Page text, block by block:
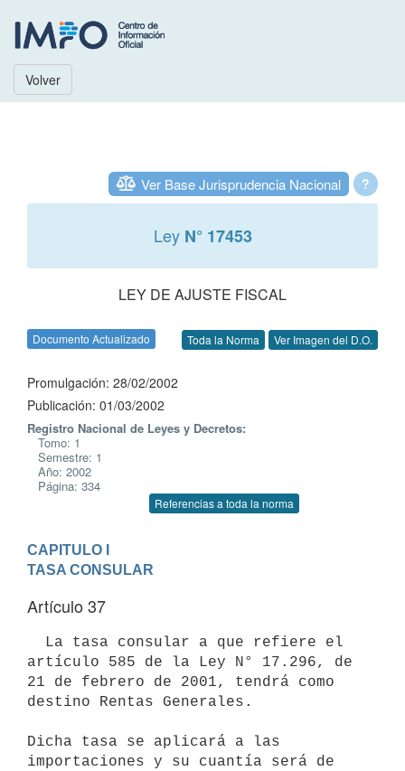
Volver
?
Ver Base Jurisprudencia Nacional
Ley N° 17453
LEY DE AJUSTE FISCAL
Documento Actualizado Toda la Norma Ver Imagen del D.O.
Promulgación: 28/02/2002
Publicación: 01/03/2002
Registro Nacional de Leyes y Decretos:
Tomo: 1
Semestre: 1
Año: 2002
Página: 334
Referencias a toda la norma
CAPITULO I
TASA CONSULAR
Artículo 37
artículo 585 de la Ley N° 17.296, de
21 de febrero de 2001, tendrá como
destino Rentas Generales.
Dicha tasa se aplicará a las
importaciones y su cuantía será de